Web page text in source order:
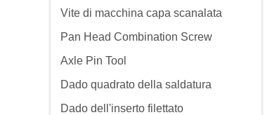
Vite di macchina capa scanalata
Pan Head Combination Screw
Axle Pin Tool
Dado quadrato della saldatura
Dado dell'inserto filettato